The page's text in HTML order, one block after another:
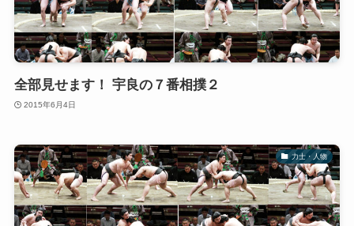
全部見せます！ 宇良の７番相撲２
2015年6月4日
力士・人物